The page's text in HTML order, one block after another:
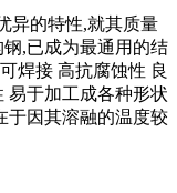
异的特性,就其质量
,已成为最通用的结
焊接 高抗腐蚀性 良
易于加工成各种形状
于因其溶融的温度较